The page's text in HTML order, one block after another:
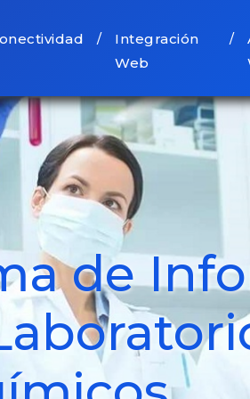
/
Integración
Web
/
de